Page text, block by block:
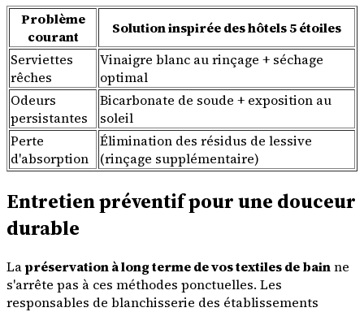
Problème
courant
Solution inspirée des hôtels 5 étoiles
Serviettes
rêches
Vinaigre blanc au rinçage + séchage
optimal
Odeurs
persistantes
Bicarbonate de soude + exposition au
soleil
Perte
d'absorption
Élimination des résidus de lessive
(rinçage supplémentaire)
Entretien préventif pour une douceur
durable
Lapréservation à long terme de vos textiles de bainne
s'arrête pas à ces méthodes ponctuelles. Les
responsables de blanchisserie des établissements